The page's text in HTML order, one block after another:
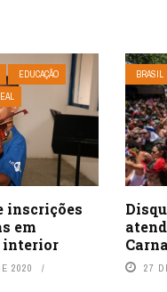
EDUCAÇÃO
inscrições
em
interior
2020
BRASIL
27